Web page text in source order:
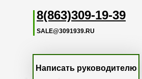
8(863)309-19-39
SALE@3091939.RU
Написать руководителю